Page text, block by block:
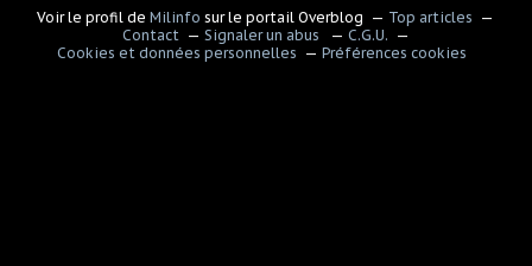
Voir le profil deMilinfo sur le portail Overblog
Top articles
Contact
Signaler un abus
C.G.U.
Cookies et données personnelles
Préférences cookies